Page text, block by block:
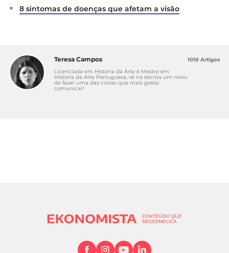
8 sintomas de doenças que afetam a visão
Teresa Campos
Licenciada em História da Arte e Mestre em
História da Arte Portuguesa, vê na escrita um meio
de fazer uma das coisas que mais gosta:
comunicar!
1010 Artigos